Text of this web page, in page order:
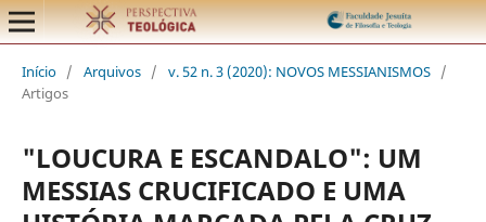
Início / Arquivos / v. 52 n. 3 (2020): NOVOS MESSIANISMOS /
Artigos
"LOUCURA E ESCANDALO": UM
MESSIAS CRUCIFICADO E UMA